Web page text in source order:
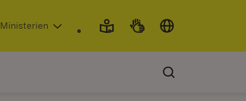
Fenster)